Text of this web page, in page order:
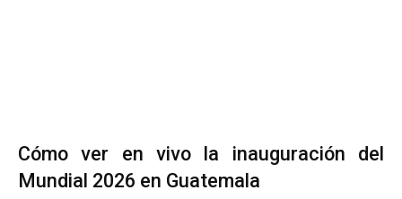
Cómo ver en vivo la inauguración del
Mundial 2026 en Guatemala